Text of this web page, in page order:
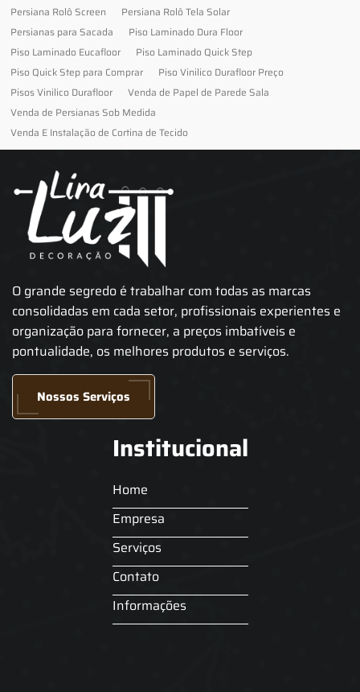
Persiana Rolô Screen
Persiana Rolô Tela Solar
Persianas para Sacada
Piso Laminado Dura Floor
Piso Laminado Eucafloor
Piso Laminado Quick Step
Piso Quick Step para Comprar
Piso Vinilico Durafloor Preço
Pisos Vinilico Durafloor
Venda de Papel de Parede Sala
Venda de Persianas Sob Medida
Venda E Instalação de Cortina de Tecido
O grande segredo é trabalhar com todas as marcas
consolidadas em cada setor, profissionais experientes e
organização para fornecer, a preços imbatíveis e
pontualidade, os melhores produtos e serviços.
Nossos Serviços
Institucional
Home
Empresa
Serviços
Contato
Informações